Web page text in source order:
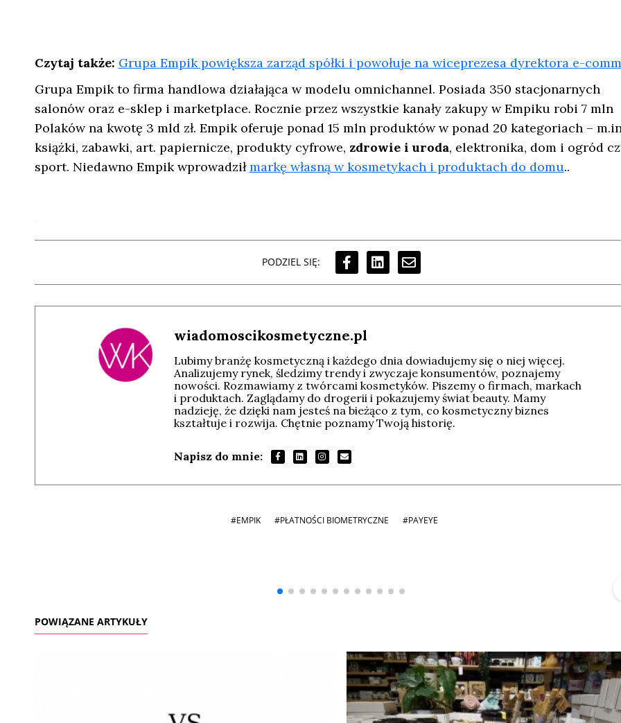
Czytaj także: Grupa Empik powiększa zarząd spółki i powołuje na wiceprezesa dyrektora e-
Grupa Empik to firma handlowa działająca w modelu omnichannel. Posiada 350 stacjonarnych
salonów oraz e-sklep i marketplace. Rocznie przez wszystkie kanały zakupy w Empiku robi 7 mln
Polaków na kwotę 3 mld zł. Empik oferuje ponad 15 mln produktów w ponad 20 kategoriach –
książki, zabawki, art. papiernicze, produkty cyfrowe, zdrowie i uroda, elektronika, dom i ogród
sport. Niedawno Empik wprowadziłmarkę własną w kosmetykach i produktach do domu..
PODZIEL SIĘ:
wiadomoscikosmetyczne.pl
Lubimy branżę kosmetyczną i każdego dnia dowiadujemy się o niej więcej.
Analizujemy rynek, śledzimy trendy i zwyczaje konsumentów, poznajemy
nowości. Rozmawiamy z twórcami kosmetyków. Piszemy o firmach, markach
i produktach. Zaglądamy do drogerii i pokazujemy świat beauty. Mamy
nadzieję, że dzięki nam jesteś na bieżąco z tym, co kosmetyczny biznes
kształtuje i rozwija. Chętnie poznamy Twoją historię.
Napisz do mnie:
#EMPIK #PŁATNOŚCI BIOMETRYCZNE #PAYEYE
POWIĄZANE ARTYKUŁY